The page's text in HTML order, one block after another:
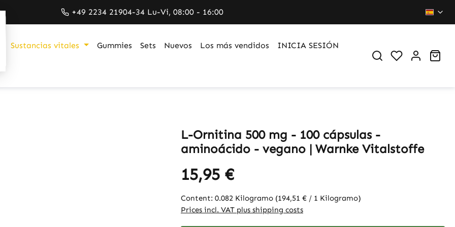
+49 2234 21904-34 Lu-Vi, 08:00 - 16:00
Sustancias vitales Gummies Sets Nuevos Los más vendidos INICIA SESIÓN
You have 0
L-Ornitina 500 mg - 100 cápsulas -
aminoácido - vegano | Warnke Vitalstoffe
15,95 €
Content: 0.082 Kilogramo (194,51 € / 1 Kilogramo)
Prices incl. VAT plus shipping costs